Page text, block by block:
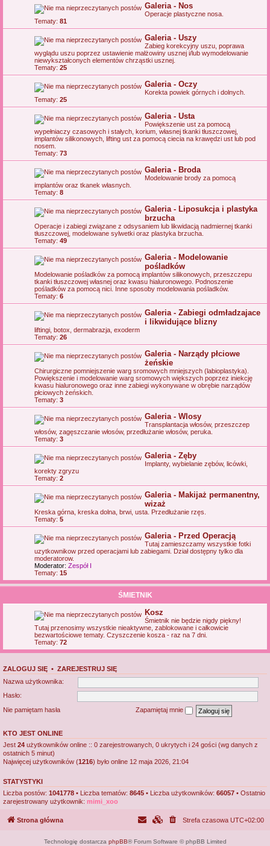
Galeria - Nos
Operacje plastyczne nosa.
Tematy: 81
Galeria - Uszy
Zabieg korekcyjny uszu, poprawa
wyglądu uszu poprzez ustawienie małżowiny usznej i/lub wymodelowanie
niewykształconych elementów chrząstki usznej.
Tematy: 25
Galeria - Oczy
Korekta powiek górnych i dolnych.
Tematy: 25
Galeria - Usta
Powiększenie ust za pomocą
wypełniaczy czasowych i stałych, korium, własnej tkanki tłuszczowej,
implantów silikonowych, lifting ust za pomocą ciecia na krawędzi ust lub pod
nosem.
Tematy: 73
Galeria - Broda
Modelowanie brody za pomocą
implantów oraz tkanek własnych.
Tematy: 8
Galeria - Liposukcja i plastyka
brzucha
Operacje i zabiegi związane z odsysaniem lub likwidacją nadmiernej tkanki
tłuszczowej, modelowane sylwetki oraz plastyka brzucha.
Tematy: 49
Galeria - Modelowanie
pośladków
Modelowanie pośladków za pomocą implantów silikonowych, przeszczepu
tkanki tłuszczowej własnej oraz kwasu hialuronowego. Podnoszenie
pośladków za pomocą nici. Inne sposoby modelowania pośladków.
Tematy: 6
Galeria - Zabiegi odmładzajace
i likwidujące blizny
liftingi, botox, dermabrazja, exoderm
Tematy: 26
Galeria - Narządy płciowe
żeńskie
Chirurgiczne pomniejszenie warg sromowych mniejszych (labioplastyka).
Powiększenie i modelowanie warg sromowych większych poprzez iniekcję
kwasu hialuronowego oraz inne zabiegi wykonywane w obrębie narządów
płciowych żeńskich.
Tematy: 3
Galeria - Wlosy
Transplantacja włosów, przeszczep
włosów, zagęszczanie włosów, przedłużanie włosów, peruka.
Tematy: 3
Galeria - Zęby
Implanty, wybielanie zębów, licówki,
korekty zgryzu
Tematy: 2
Galeria - Makijaż permanentny,
wizaż
Kreska górna, kreska dolna, brwi, usta. Przedłużanie rzęs.
Tematy: 5
Galeria - Przed Operacją
Tutaj zamieszczamy wszystkie fotki
uzytkownikow przed operacjami lub zabiegami. Dział dostępny tylko dla
moderatorow.
Moderator: Zespół I
Tematy: 15
ŚMIETNIK
Kosz
Śmietnik nie będzie nigdy piękny!
Tutaj przenosimy wszystkie nieaktywne, zablokowane i całkowicie
bezwartościowe tematy. Czyszczenie kosza - raz na 7 dni.
Tematy: 72
ZALOGUJ SIĘ • ZAREJESTRUJ SIĘ
Nazwa użytkownika:
Hasło:
Nie pamiętam hasła
Zapamiętaj mnie
KTO JEST ONLINE
Jest 24 użytkowników online :: 0 zarejestrowanych, 0 ukrytych i 24 gości (wg danych z
ostatnich 5 minut)
Najwięcej użytkowników (1216) było online 12 maja 2026, 21:04
STATYSTYKI
Liczba postów: 1041778 • Liczba tematów: 8645 • Liczba użytkowników: 66057 • Ostatnio
zarejestrowany użytkownik: mimi_xoo
Strona główna Strefa czasowa UTC+02:00
Technologię dostarcza phpBB® Forum Software © phpBB Limited